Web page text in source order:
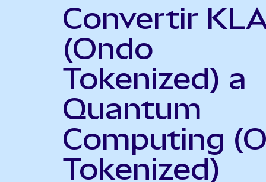
Convertir
(Ondo
Tokenized) a
Quantum
Computing
Tokenized)